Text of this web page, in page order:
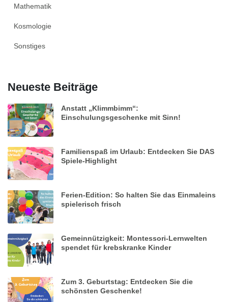
Mathematik
Kosmologie
Sonstiges
Neueste Beiträge
Anstatt „Klimmbimm“:
Einschulungsgeschenke mit Sinn!
Familienspaß im Urlaub: Entdecken Sie DAS
Spiele-Highlight
Ferien-Edition: So halten Sie das Einmaleins
spielerisch frisch
Gemeinnützigkeit: Montessori-Lernwelten
spendet für krebskranke Kinder
Zum 3. Geburtstag: Entdecken Sie die
schönsten Geschenke!